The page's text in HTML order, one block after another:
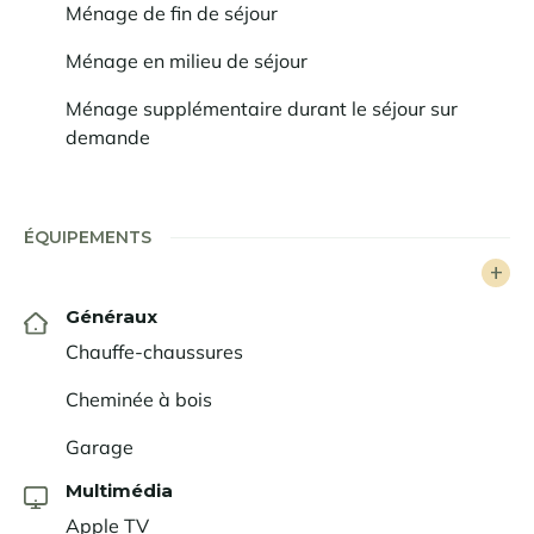
Ménage de fin de séjour
Ménage en milieu de séjour
Ménage supplémentaire durant le séjour sur
demande
ÉQUIPEMENTS
Généraux
Chauffe-chaussures
Cheminée à bois
Garage
Multimédia
Apple TV